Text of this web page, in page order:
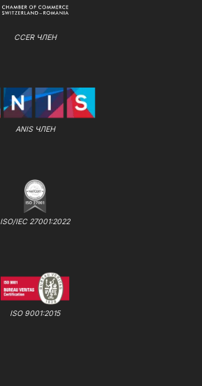
CCER ЧЛЕН
ANIS ЧЛЕН
ISO/IEC 27001:2022
ISO 9001:2015